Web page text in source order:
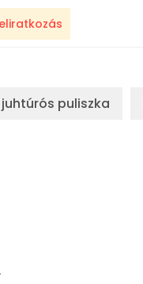
juhtúrós puliszka